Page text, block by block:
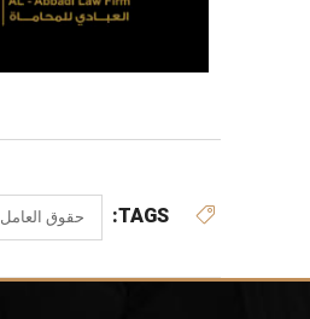
TAGS: حقوق العامل